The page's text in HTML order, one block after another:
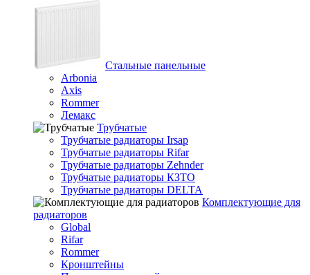
Стальные панельные
Arbonia
Axis
Rommer
Лемакс
Трубчатые
Трубчатые радиаторы Irsap
Трубчатые радиаторы Rifar
Трубчатые радиаторы Zehnder
Трубчатые радиаторы КЗТО
Трубчатые радиаторы DELTA
Комплектующие для
радиаторов
Global
Rifar
Rommer
Кронштейны